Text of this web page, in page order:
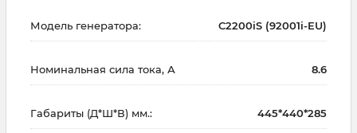
Модель генератора: C2200iS (92001i-EU)
Номинальная сила тока, А 8.6
Габариты (Д*Ш*В) мм.: 445*440*285